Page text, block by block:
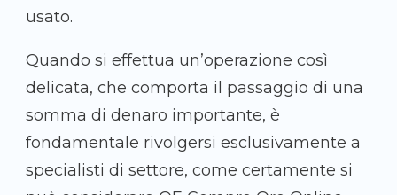
usato.
Quando si effettua un’operazione così
delicata, che comporta il passaggio di una
somma di denaro importante, è
fondamentale rivolgersi esclusivamente a
specialisti di settore, come certamente si